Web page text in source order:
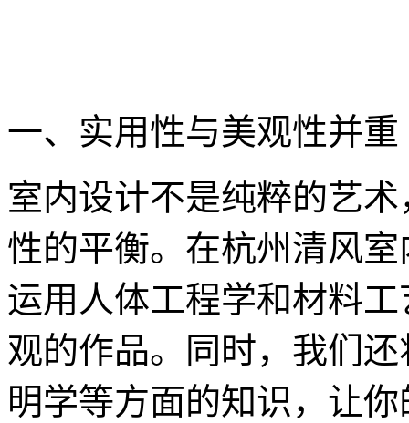
一、实用性与美观性并重
室内设计不是纯粹的艺
性的平衡。在杭州清风
运用人体工程学和材料
观的作品。同时，我们
明学等方面的知识，让